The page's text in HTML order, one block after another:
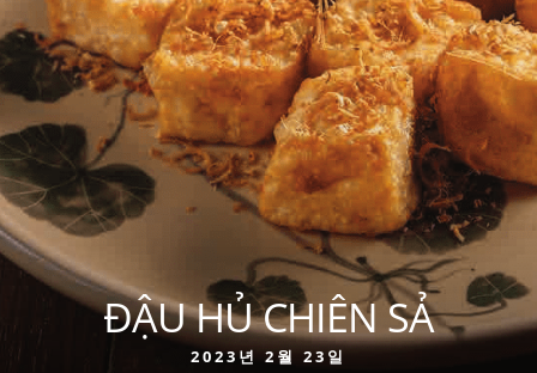
ĐẬU HỦ CHIÊN SẢ
2023년 2월 23일